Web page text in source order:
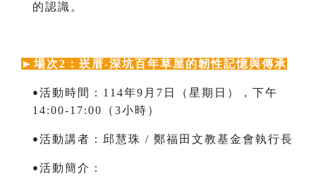
的認識。
► 場次2：崁厝-深坑百年草屋的韌性記憶與傳承
•活動時間：114年9月7日（星期日），下午
14:00-17:00（3小時）
•活動講者：邱慧珠 / 鄭福田文教基金會執行長
•活動簡介：